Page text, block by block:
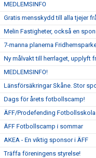
MEDLEMSINFO
Gratis mensskydd till alla tjejer
Melin Fastigheter, också en
7-manna planerna
Ny målvakt till herrlaget, upplyft
MEDLEMSINFO!
Länsförsäkringar Skåne. Stor
Dags för årets fotbollscamp!
ÄFF/Prodefending
ÄFF Fotbollscamp i sommar
AKEA - En viktig sponsor i ÄFF
Träffa föreningens styrelse!